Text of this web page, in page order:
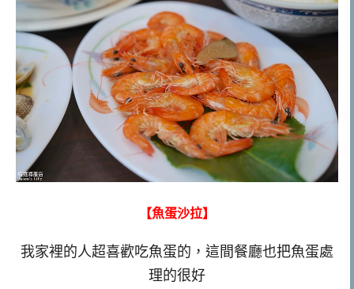
【魚蛋沙拉】
我家裡的人超喜歡吃魚蛋的，這間餐廳也把魚蛋處
理的很好